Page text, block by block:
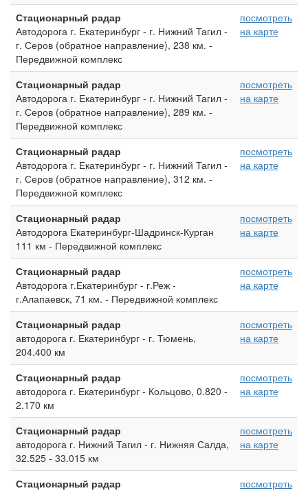
Стационарный радар
Автодорога г. Екатеринбург - г. Нижний Тагил -
г. Серов (обратное направление), 238 км. -
Передвижной комплекс
посмотреть
на карте
Стационарный радар
Автодорога г. Екатеринбург - г. Нижний Тагил -
г. Серов (обратное направление), 289 км. -
Передвижной комплекс
посмотреть
на карте
Стационарный радар
Автодорога г. Екатеринбург - г. Нижний Тагил -
г. Серов (обратное направление), 312 км. -
Передвижной комплекс
посмотреть
на карте
Стационарный радар
Автодорога Екатеринбург-Шадринск-Курган
111 км - Передвижной комплекс
посмотреть
на карте
Стационарный радар
Автодорога г.Екатеринбург - г.Реж -
г.Алапаевск, 71 км. - Передвижной комплекс
посмотреть
на карте
Стационарный радар
автодорога г. Екатеринбург - г. Тюмень,
204.400 км
посмотреть
на карте
Стационарный радар
автодорога г. Екатеринбург - Кольцово, 0.820 -
2.170 км
посмотреть
на карте
Стационарный радар
автодорога г. Нижний Тагил - г. Нижняя Салда,
32.525 - 33.015 км
посмотреть
на карте
Стационарный радар
посмотреть